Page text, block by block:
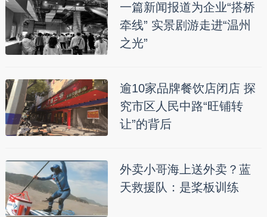
一篇新闻报道为企业“搭桥
牵线” 实景剧游走进“温州
之光”
逾10家品牌餐饮店闭店 探
究市区人民中路“旺铺转
让”的背后
外卖小哥海上送外卖？蓝
天救援队：是桨板训练